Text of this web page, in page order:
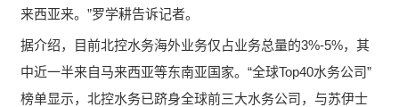
来西亚来。”罗学耕告诉记者。
据介绍，目前北控水务海外业务仅占业务总量的3%-5%，其
中近一半来自马来西亚等东南亚国家。“全球Top40水务公司”
榜单显示，北控水务已跻身全球前三大水务公司，与苏伊士